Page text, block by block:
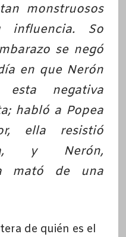
monstruosos
influencia. So
se negó
en que Nerón
negativa
habló a Popea
ella resistió
y Nerón,
mató de una
de quién es el